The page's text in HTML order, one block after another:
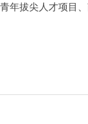
青年拔尖人才项目